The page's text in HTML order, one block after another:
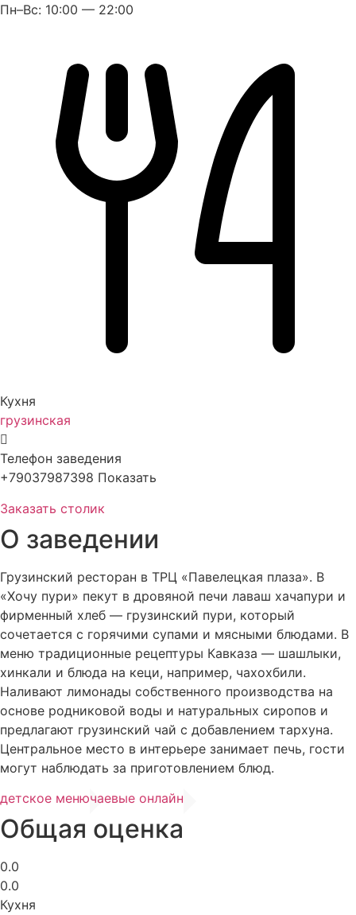
Пн–Вс: 10:00 — 22:00
Кухня
грузинская
Телефон заведения
+79037987398 Показать
Заказать столик
О заведении
Грузинский ресторан в ТРЦ «Павелецкая плаза». В
«Хочу пури» пекут в дровяной печи лаваш хачапури и
фирменный хлеб — грузинский пури, который
сочетается с горячими супами и мясными блюдами. В
меню традиционные рецептуры Кавказа — шашлыки,
хинкали и блюда на кеци, например, чахохбили.
Наливают лимонады собственного производства на
основе родниковой воды и натуральных сиропов и
предлагают грузинский чай с добавлением тархуна.
Центральное место в интерьере занимает печь, гости
могут наблюдать за приготовлением блюд.
детское менючаевые онлайн
Общая оценка
0.0
0.0
Кухня